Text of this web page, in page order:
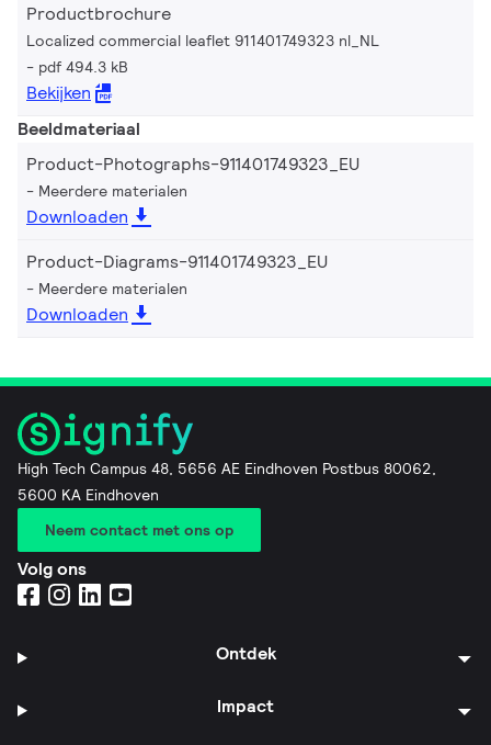
Productbrochure
Localized commercial leaflet 911401749323 nl_NL
pdf 494.3 kB
Bekijken
Beeldmateriaal
Product-Photographs-911401749323_EU
Meerdere materialen
Downloaden
Product-Diagrams-911401749323_EU
Meerdere materialen
Downloaden
High Tech Campus 48, 5656 AE Eindhoven Postbus 80062,
5600 KA Eindhoven
Neem contact met ons op
Volg ons
Ontdek
Impact